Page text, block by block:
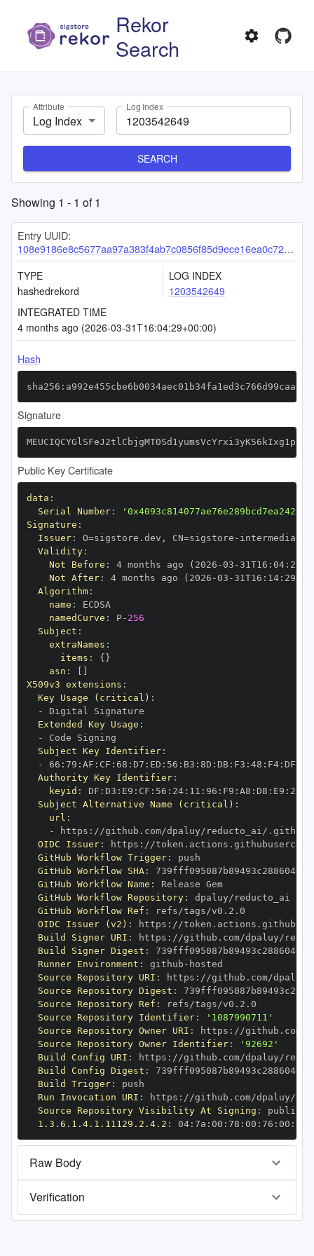
Rekor
Search
Attribute
Log Index
Log Index
SEARCH
Showing 1 - 1 of1
Entry UUID:
108e9186e8c5677aa97a383f4ab7c0856f85d9ece16ea0c72214b4e26fe5c1784569e2df0485aeb9
TYPE
hashedrekord
LOG INDEX
1203542649
INTEGRATED TIME
4 months ago (2026-03-31T16:04:29+00:00)
Hash
Signature
Public Key Certificate
data :
Serial Number:
Signature :
Issuer: O=sigstore.dev , CN=sigstore -
Validity:
Not Before : 4 months ago (2026 -03 - 31T16 : 04:
Not After: 4 months ago (2026 -03 - 31T16 : 14: 29+00
Algorithm:
name :
namedCurve : P- 256
Subject :
extraNames :
items : { }
asn :
X509v3 extensions :
Key Usage (critical) :
-
Extended Key Usage :
-
Subject Key Identifier:
-
66 : 79 : AF : CF : 68 : D7 : ED : 56 : B3 : 8D : DB: F3 : 48 : F4: DF
Authority Key Identifier:
keyid : DF : D3 : E9 : CF : 56 : 24: 11 : 96 : F9 : A8 : D8 : E9 : 28
Subject Alternative Name (critical) :
url :
-
https :
OIDC Issuer: https :
GitHub Workflow Trigger:
GitHub Workflow SHA:
GitHub Workflow Name :
Release Gem
GitHub Workflow Repository:
GitHub Workflow Ref :
OIDC Issuer (v2) : https :
Build Signer URI : https :
Build Signer Digest :
Runner Environment : github -
Source Repository URI : https :
Source Repository Digest :
Source Repository Ref :
Source Repository Identifier:
'1087990711'
Source Repository Owner URI : https :
Source Repository Owner Identifier:
'92692'
Build Config URI : https :
Build Config Digest :
Build Trigger:
Run Invocation URI : https :
Source Repository Visibility At Signing :
1.3.6.1.4.1.11129.2.4.2 : 04: 7a : 00 : 78 : 00 : 76 : 00 : dd
Raw Body
Verification